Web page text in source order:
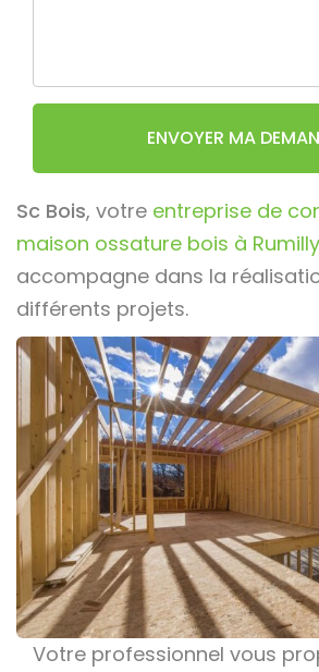
ENVOYER MA
Sc Bois, votre entreprise de
maison ossature bois à Rumilly
accompagne dans la
différents projets.
Votre professionnel vous